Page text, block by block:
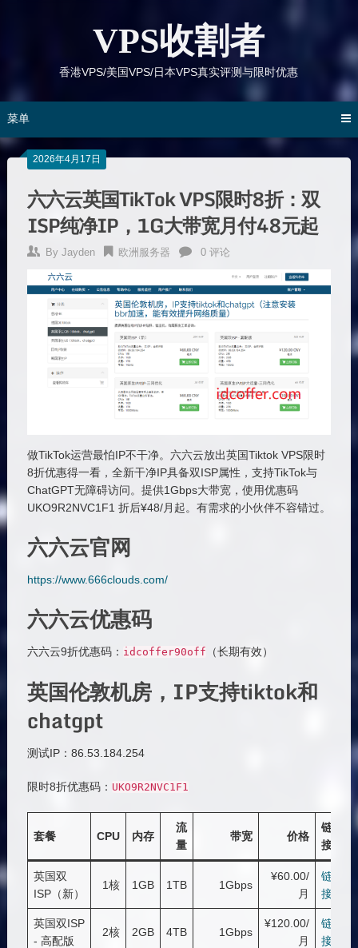
VPS收割者
香港VPS/美国VPS/日本VPS真实评测与限时优惠
菜单
2026年4月17日
六六云英国TikTok VPS限时8折：双
ISP纯净IP，1G大带宽月付48元起
By Jayden 欧洲服务器 0 评论
做TikTok运营最怕IP不干净。六六云放出英国Tiktok VPS限时
8折优惠得一看，全新干净IP具备双ISP属性，支持TikTok与
ChatGPT无障碍访问。提供1Gbps大带宽，使用优惠码
UKO9R2NVC1F1 折后¥48/月起。有需求的小伙伴不容错过。
六六云官网
https://www.666clouds.com/
六六云优惠码
六六云9折优惠码： idcoffer90off （长期有效）
英国伦敦机房，IP支持tiktok和
chatgpt
测试IP：86.53.184.254
限时8折优惠码： UKO9R2NVC1F1
套餐 CPU 内存
流
量
带宽 价格
链
接
英国双
ISP（新）
1核 1GB 1TB 1Gbps
¥60.00/
月
链
接
英国双ISP
- 高配版
2核 2GB 4TB 1Gbps
¥120.00/
月
链
接